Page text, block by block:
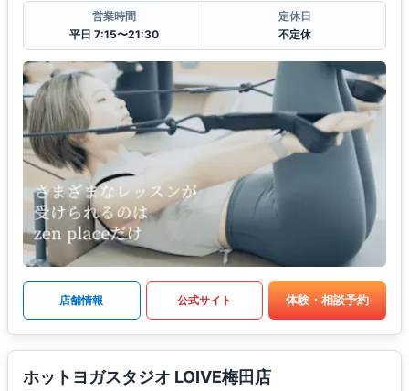
営業時間
平日 7:15〜21:30
定休日
不定休
店舗情報 公式サイト 体験・相談予約
ホットヨガスタジオ LOIVE梅田店